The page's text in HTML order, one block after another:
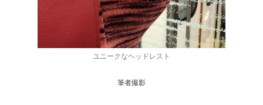
ユニークなヘッドレスト
筆者撮影